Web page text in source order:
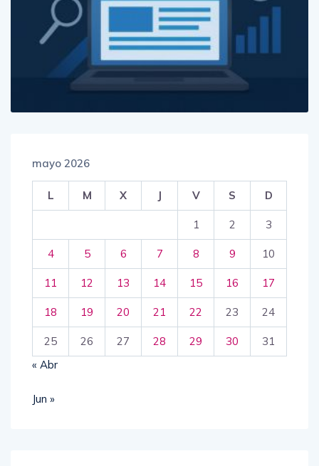
L M X J V S D
1 2 3
4 5 6 7 8 9 10
11 12 13 14 15 16 17
18 19 20 21 22 23 24
25 26 27 28 29 30
31